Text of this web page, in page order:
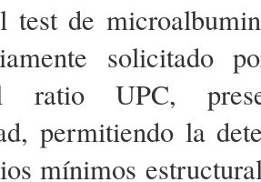
test de
solicitado
ratio UPC,
permitiendo la
mínimos